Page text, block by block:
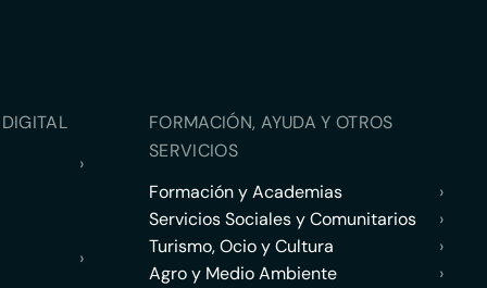
›
›
FORMACIÓN, AYUDA Y OTROS
SERVICIOS
Formación y Academias
›
Servicios Sociales y Comunitarios
›
Turismo, Ocio y Cultura
›
Agro y Medio Ambiente
›